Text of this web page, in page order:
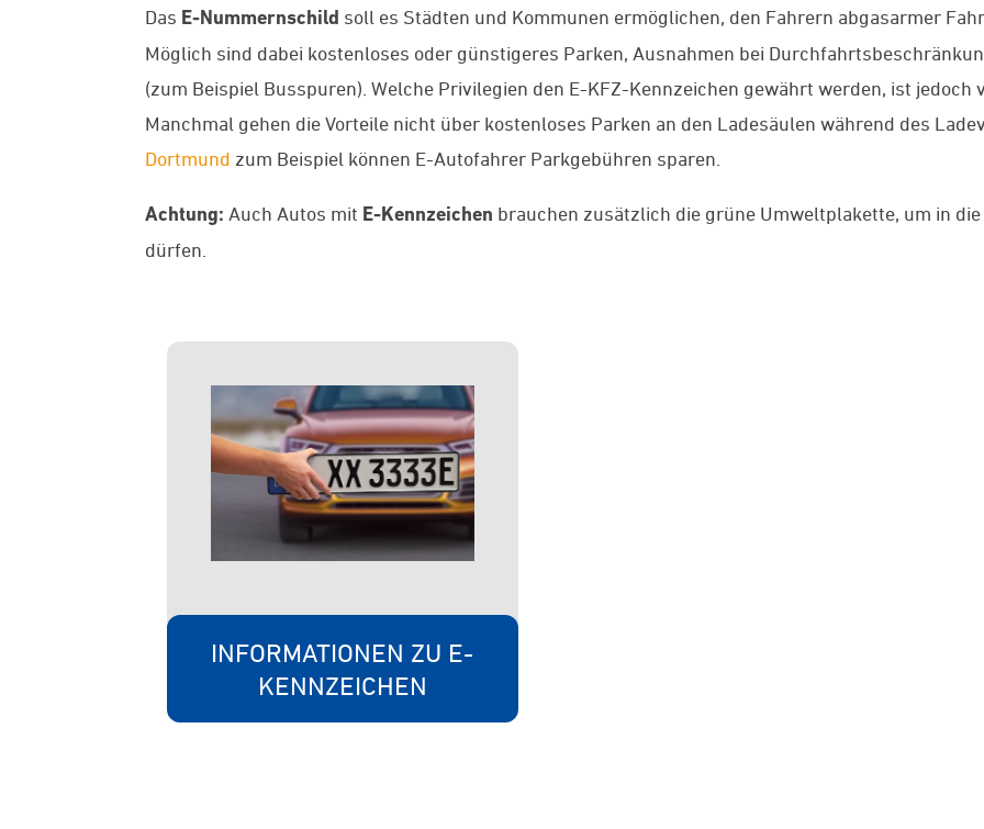
Das E-Nummernschild soll es Städten und Kommunen ermöglichen, den Fahrern abgasarmer
Möglich sind dabei kostenloses oder günstigeres Parken, Ausnahmen bei
(zum Beispiel Busspuren). Welche Privilegien den E-KFZ-Kennzeichen gewährt werden, ist
Manchmal gehen die Vorteile nicht über kostenloses Parken an den Ladesäulen während des
Dortmund zum Beispiel können E-Autofahrer Parkgebühren sparen.
Achtung: Auch Autos mit E-Kennzeichen brauchen zusätzlich die grüne Umweltplakette, um in
dürfen.
INFORMATIONEN ZU E-
KENNZEICHEN